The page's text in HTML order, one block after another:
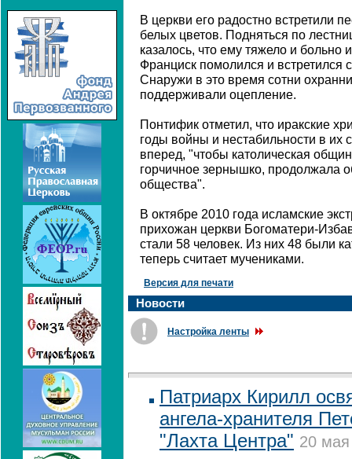
В церкви его радостно встретили
белых цветов. Подняться по
казалось, что ему тяжело и больно
Франциск помолился и встретился
Снаружи в это время сотни
поддерживали оцепление.
Понтифик отметил, что иракские
годы войны и нестабильности в их
вперед, "чтобы католическая
горчичное зернышко, продолжала
общества".
В октябре 2010 года исламские
прихожан церкви Богоматери-
стали 58 человек. Из них 48 были
теперь считает мучениками.
Версия для печати
Новости
Настройка ленты
Патриарх Кирилл
ангела-хранителя
"Лахта Центра" 20 мая